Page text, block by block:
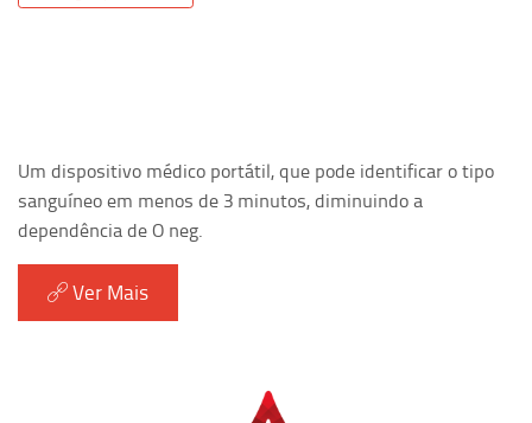
Um dispositivo médico portátil, que pode identificar o tipo
sanguíneo em menos de 3 minutos, diminuindo a
dependência de O neg.
Ver Mais